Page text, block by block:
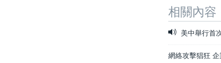
相關內容
美中舉行首
網絡攻擊猖狂